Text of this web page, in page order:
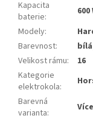
Kapacita
baterie:
600
Modely:
Barevnost:
Velikost rámu:
16
Kategorie
elektrokola:
Barevná
varianta: